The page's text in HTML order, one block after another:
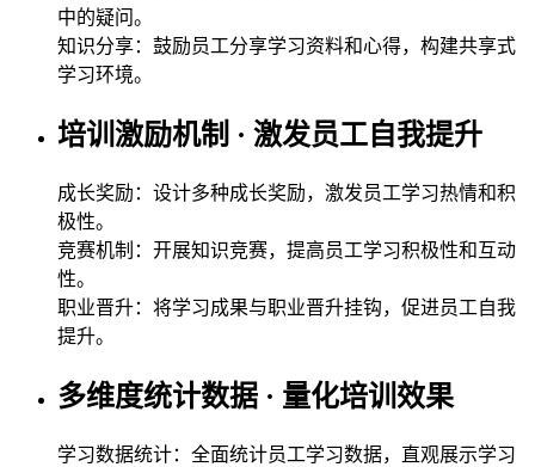
中的疑问。
知识分享：鼓励员工分享学习资料和心得，构建共享式
学习环境。
培训激励机制 · 激发员工自我提升
成长奖励：设计多种成长奖励，激发员工学习热情和积
极性。
竞赛机制：开展知识竞赛，提高员工学习积极性和互动
性。
职业晋升：将学习成果与职业晋升挂钩，促进员工自我
提升。
多维度统计数据 · 量化培训效果
学习数据统计：全面统计员工学习数据，直观展示学习